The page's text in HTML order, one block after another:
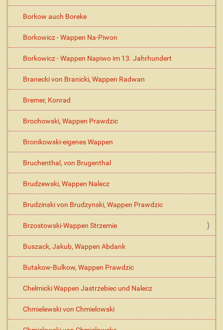
Borkow auch Boreke
Borkowicz - Wappen Na-Piwon
Borkowicz - Wappen Napiwo im 13. Jahrhundert
Branecki von Branicki, Wappen Radwan
Bremer, Konrad
Brochowski, Wappen Prawdzic
Bronikowski-eigenes Wappen
Bruchenthal, von Brugenthal
Brudzewski, Wappen Nalecz
Brudzinski von Brudzynski, Wappen Prawdzic
Brzostowski-Wappen Strzemie
Buszack, Jakub, Wappen Abdank
Butakow-Bulkow, Wappen Prawdzic
Chelmicki Wappen Jastrzebiec und Nalecz
Chmielewski von Chmielowski